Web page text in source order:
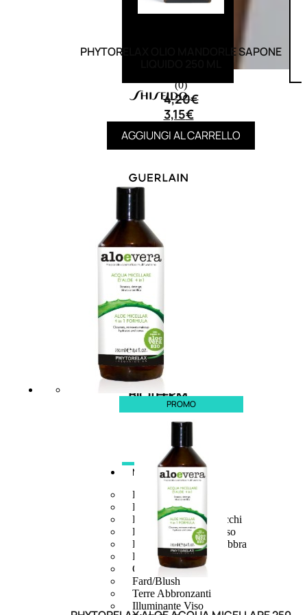
MAKE UP
Base/ Primer Occhi
Base/ Primer Viso
Palette E Cofanetti Occhi
Palette E Cofanetti Viso
Palette E Cofanetti Labbra
Fondotinta
Cipria
Fard/Blush
Terre Abbronzanti
Illuminante Viso
PHYTORELAX OLIO MANDORLE SAPONE
(0)
4,20€
3,15€
AGGIUNGI AL CARRELLO
PROMO